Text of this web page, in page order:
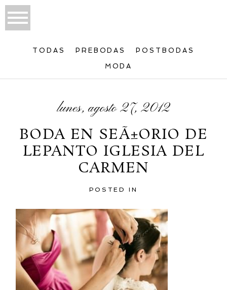
TODAS PREBODAS POSTBODAS
MODA
lunes, agosto 27, 2012
BODA EN SEÃ±ORIO DE
LEPANTO IGLESIA DEL
CARMEN
POSTED IN